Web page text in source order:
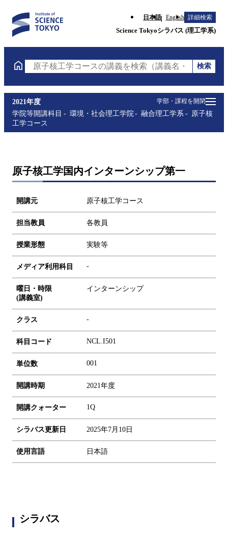
日本語 English 詳細検索
Science Tokyoシラバス (理工学系)
原子核工学コースの講義を検索（講義名・科目コード
検索
学部・課程を開閉
2021年度
学院等開講科目
環境・社会理工学院 融合理工学系
原子核
工学コース
原子核工学国内インターンシップ第一
開講元 原子核工学コース
担当教員 各教員
授業形態 実験等
メディア利用科目 -
曜日・時限
(講義室)
インターンシップ
クラス -
科目コード NCL.I501
単位数 001
開講時期 2021年度
開講クォーター 1Q
シラバス更新日 2025年7月10日
使用言語 日本語
シラバス